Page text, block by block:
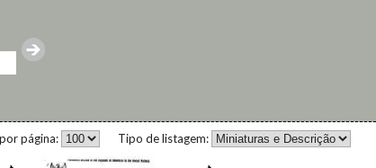
Tipo de listagem:
página: